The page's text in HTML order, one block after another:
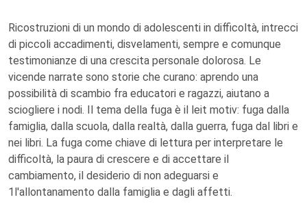
Ricostruzioni di un mondo di adolescenti in difficoltà, intrecci
di piccoli accadimenti, disvelamenti, sempre e comunque
testimonianze di una crescita personale dolorosa. Le
vicende narrate sono storie che curano: aprendo una
possibilità di scambio fra educatori e ragazzi, aiutano a
sciogliere i nodi. Il tema della fuga è il leit motiv: fuga dalla
famiglia, dalla scuola, dalla realtà, dalla guerra, fuga dal libri e
nei libri. La fuga come chiave di lettura per interpretare le
difficoltà, la paura di crescere e di accettare il
cambiamento, il desiderio di non adeguarsi e
1l'allontanamento dalla famiglia e dagli affetti.